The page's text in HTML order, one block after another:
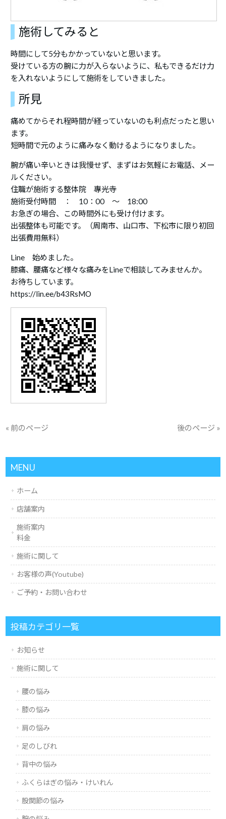
施術してみると
時間にして5分もかかっていないと思います。
受けている方の腕に力が入らないように、私もできるだけ力
を入れないようにして施術をしていきました。
所見
痛めてからそれ程時間が経っていないのも利点だったと思い
ます。
短時間で元のように痛みなく動けるようになりました。
腕が痛い辛いときは我慢せず、まずはお気軽にお電話、メー
ルください。
住職が施術する整体院 專光寺
施術受付時間 ： 10：00 ～ 18:00
お急ぎの場合、この時間外にも受け付けます。
出張整体も可能です。（周南市、山口市、下松市に限り初回
出張費用無料）
Line 始めました。
膝痛、腰痛など様々な痛みをLineで相談してみませんか。
お待ちしています。
https://lin.ee/b43RsMO
« 前のページ 後のページ »
MENU
ホーム
店舗案内
施術案内
料金
施術に関して
お客様の声(Youtube)
ご予約・お問い合わせ
投稿カテゴリ一覧
お知らせ
施術に関して
腰の悩み
膝の悩み
肩の悩み
足のしびれ
背中の悩み
ふくらはぎの悩み・けいれん
股関節の悩み